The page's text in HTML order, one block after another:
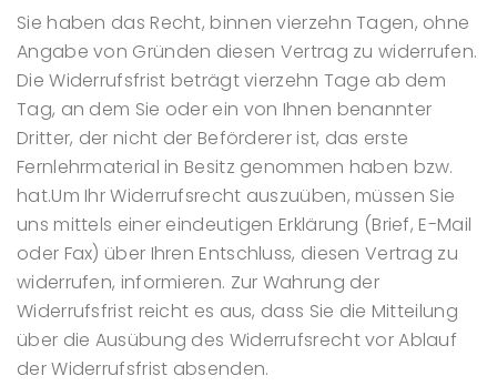
Sie haben das Recht, binnen vierzehn Tagen, ohne
Angabe von Gründen diesen Vertrag zu widerrufen.
Die Widerrufsfrist beträgt vierzehn Tage ab dem
Tag, an dem Sie oder ein von Ihnen benannter
Dritter, der nicht der Beförderer ist, das erste
Fernlehrmaterial in Besitz genommen haben bzw.
hat.Um Ihr Widerrufsrecht auszuüben, müssen Sie
uns mittels einer eindeutigen Erklärung (Brief, E-Mail
oder Fax) über Ihren Entschluss, diesen Vertrag zu
widerrufen, informieren. Zur Wahrung der
Widerrufsfrist reicht es aus, dass Sie die Mitteilung
über die Ausübung des Widerrufsrecht vor Ablauf
der Widerrufsfrist absenden.